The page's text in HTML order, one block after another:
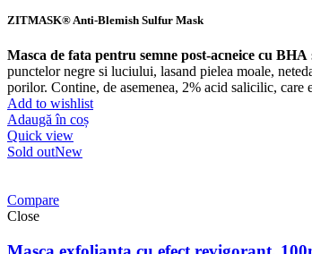
ZITMASK® Anti-Blemish Sulfur Mask
Masca de fata pentru semne post-acneice cu BHA
punctelor negre si luciului, lasand pielea moale,
porilor. Contine, de asemenea, 2% acid salicilic,
Add to wishlist
Adaugă în coș
Quick view
Sold outNew
Compare
Close